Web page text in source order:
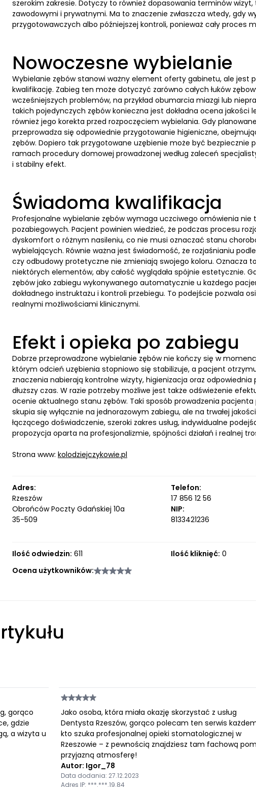
szerokim zakresie. Dotyczy to również dopasowania terminów
zawodowymi i prywatnymi. Ma to znaczenie zwłaszcza wtedy, gdy
przygotowawczych albo późniejszej kontroli, ponieważ cały proces
Nowoczesne wybielanie
Wybielanie zębów stanowi ważny element oferty gabinetu, ale jest
kwalifikację. Zabieg ten może dotyczyć zarówno całych łuków
wcześniejszych problemów, na przykład obumarcia miazgi lub
takich pojedynczych zębów konieczna jest dokładna ocena
również jego korekta przed rozpoczęciem wybielania. Gdy
przeprowadza się odpowiednie przygotowanie higieniczne,
zębów. Dopiero tak przygotowane uzębienie może być
ramach procedury domowej prowadzonej według zaleceń
i stabilny efekt.
Świadoma kwalifikacja
Profesjonalne wybielanie zębów wymaga uczciwego omówienia
pozabiegowych. Pacjent powinien wiedzieć, że podczas procesu
dyskomfort o różnym nasileniu, co nie musi oznaczać stanu
wybielających. Równie ważna jest świadomość, że rozjaśnianiu
czy odbudowy protetyczne nie zmieniają swojego koloru. Oznacza
niektórych elementów, aby całość wyglądała spójnie estetycznie.
zębów jako zabiegu wykonywanego automatycznie u każdego
dokładnego instruktażu i kontroli przebiegu. To podejście pozwala
realnymi możliwościami klinicznymi.
Efekt i opieka po zabiegu
Dobrze przeprowadzone wybielanie zębów nie kończy się w
którym odcień uzębienia stopniowo się stabilizuje, a pacjent
znaczenia nabierają kontrolne wizyty, higienizacja oraz
dłuższy czas. W razie potrzeby możliwe jest także odświeżenie
ocenie aktualnego stanu zębów. Taki sposób prowadzenia
skupia się wyłącznie na jednorazowym zabiegu, ale na trwałej
łączącego doświadczenie, szeroki zakres usług, indywidualne
propozycja oparta na profesjonalizmie, spójności działań i realnej
Strona www: kolodziejczykowie.pl
Adres:
Rzeszów
Obrońców Poczty Gdańskiej 10a
35-509
Telefon:
17 856 12 56
NIP:
8133421236
Ilość odwiedzin: 611 Ilość kliknięć: 0
Ocena użytkowników:
gorąco
gdzie
a wizyta u
Jako osoba, która miała okazję skorzystać z usług
Dentysta Rzeszów, gorąco polecam ten serwis
kto szuka profesjonalnej opieki stomatologicznej w
Rzeszowie – z pewnością znajdziesz tam fachową
przyjazną atmosferę!
Autor: Igor_78
Data dodania: 27.12.2023
Adres IP: ***.***.19.84